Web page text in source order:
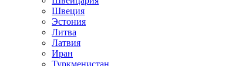
Швеция
Эстония
Литва
Латвия
Иран
Туркменистан